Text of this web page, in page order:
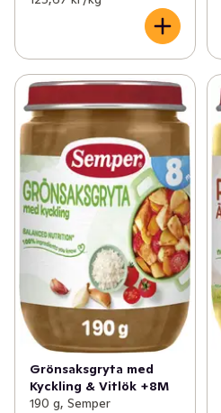
Grönsaksgryta med
Kyckling & Vitlök +8M
190 g, Semper